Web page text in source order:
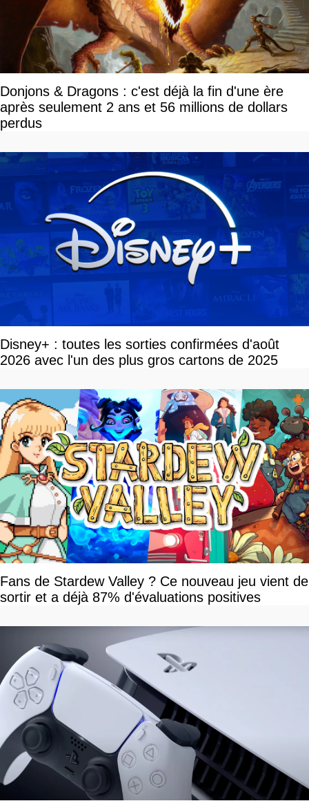
Donjons & Dragons : c'est déjà la fin d'une ère
après seulement 2 ans et 56 millions de dollars
perdus
Disney+ : toutes les sorties confirmées d'août
2026 avec l'un des plus gros cartons de 2025
Fans de Stardew Valley ? Ce nouveau jeu vient de
sortir et a déjà 87% d'évaluations positives